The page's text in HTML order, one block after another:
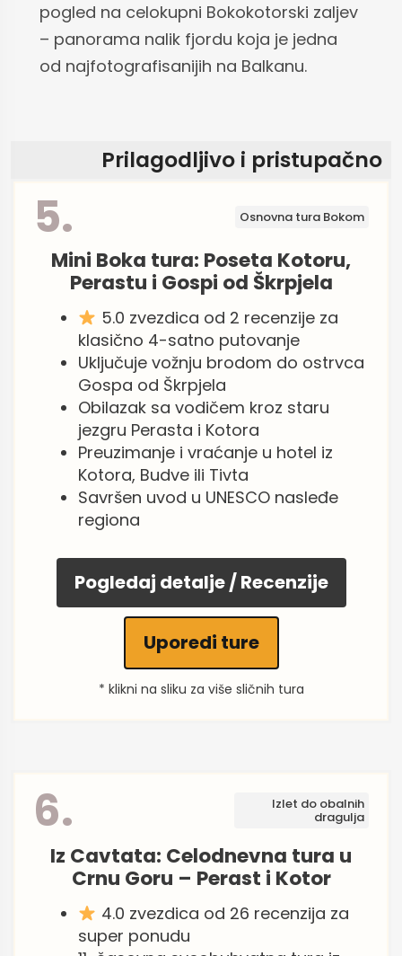
pogled na celokupni Bokokotorski zaljev
– panorama nalik fjordu koja je jedna
od najfotografisanijih na Balkanu.
Prilagodljivo i pristupačno
5. Osnovna tura Bokom
Mini Boka tura: Poseta Kotoru,
Perastu i Gospi od Škrpjela
5.0 zvezdica od 2 recenzije za
klasično 4-satno putovanje
Uključuje vožnju brodom do ostrvca
Gospa od Škrpjela
Obilazak sa vodičem kroz staru
jezgru Perasta i Kotora
Preuzimanje i vraćanje u hotel iz
Kotora, Budve ili Tivta
Savršen uvod u UNESCO nasleđe
regiona
Pogledaj detalje / Recenzije
Uporedi ture
* klikni na sliku za više sličnih tura
6. Izlet do obalnih
dragulja
Iz Cavtata: Celodnevna tura u
Crnu Goru – Perast i Kotor
4.0 zvezdica od 26 recenzija za
super ponudu